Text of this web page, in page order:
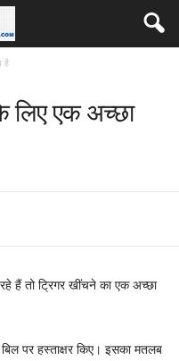
है
लिए एक अच्छा
हैं तो ट्रिगर खींचने का एक अच्छा
पर हस्ताक्षर किए। इसका मतलब